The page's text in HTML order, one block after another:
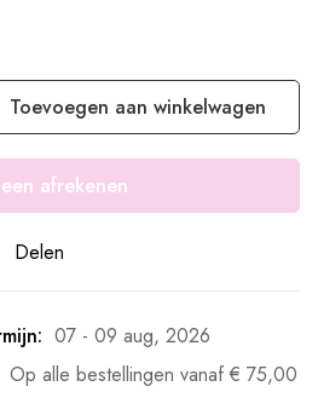
Toevoegen aan winkelwagen
afrekenen
Delen
07 - 09 aug, 2026
Op alle bestellingen vanaf € 75,00